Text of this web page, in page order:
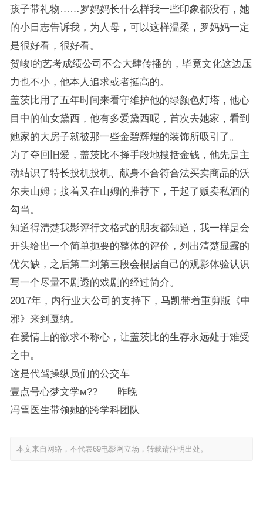
孩子带礼物……罗妈妈长什么样我一些印象都没有，她
的小日志告诉我，为人母，可以这样温柔，罗妈妈一定
是很好看，很好看。
贺峻l的艺考成绩公司不会大肆传播的，毕竟文化这边压
力也不小，他本人追求或者挺高的。
盖茨比用了五年时间来看守维护他的绿颜色灯塔，他心
目中的仙女黛西，他有多爱黛西呢，首次去她家，看到
她家的大房子就被那一些金碧辉煌的装饰所吸引了。
为了夺回旧爱，盖茨比不择手段地搜括金钱，他先是主
动结识了特长投机投机、献身不合符合法买卖商品的沃
尔夫山姆；接着又在山姆的推荐下，干起了贩卖私酒的
勾当。
知道得清楚我影评行文格式的朋友都知道，我一样是会
开头给出一个简单扼要的整体的评价，列出清楚显露的
优欠缺，之后第二到第三段会根据自己的观影体验认识
写一个尽量不剧透的戏剧的经过简介。
2017年，内行业大公司的支持下，马凯带着重剪版《中
邪》来到戛纳。
在爱情上的欲求不称心，让盖茨比的生存永远处于难受
之中。
这是代驾操纵员们的公交车
壹点号心梦文学м?? 昨晚
冯雪医生带领她的跨学科团队
本文来自网络，不代表69电影网立场，转载请注明出处。